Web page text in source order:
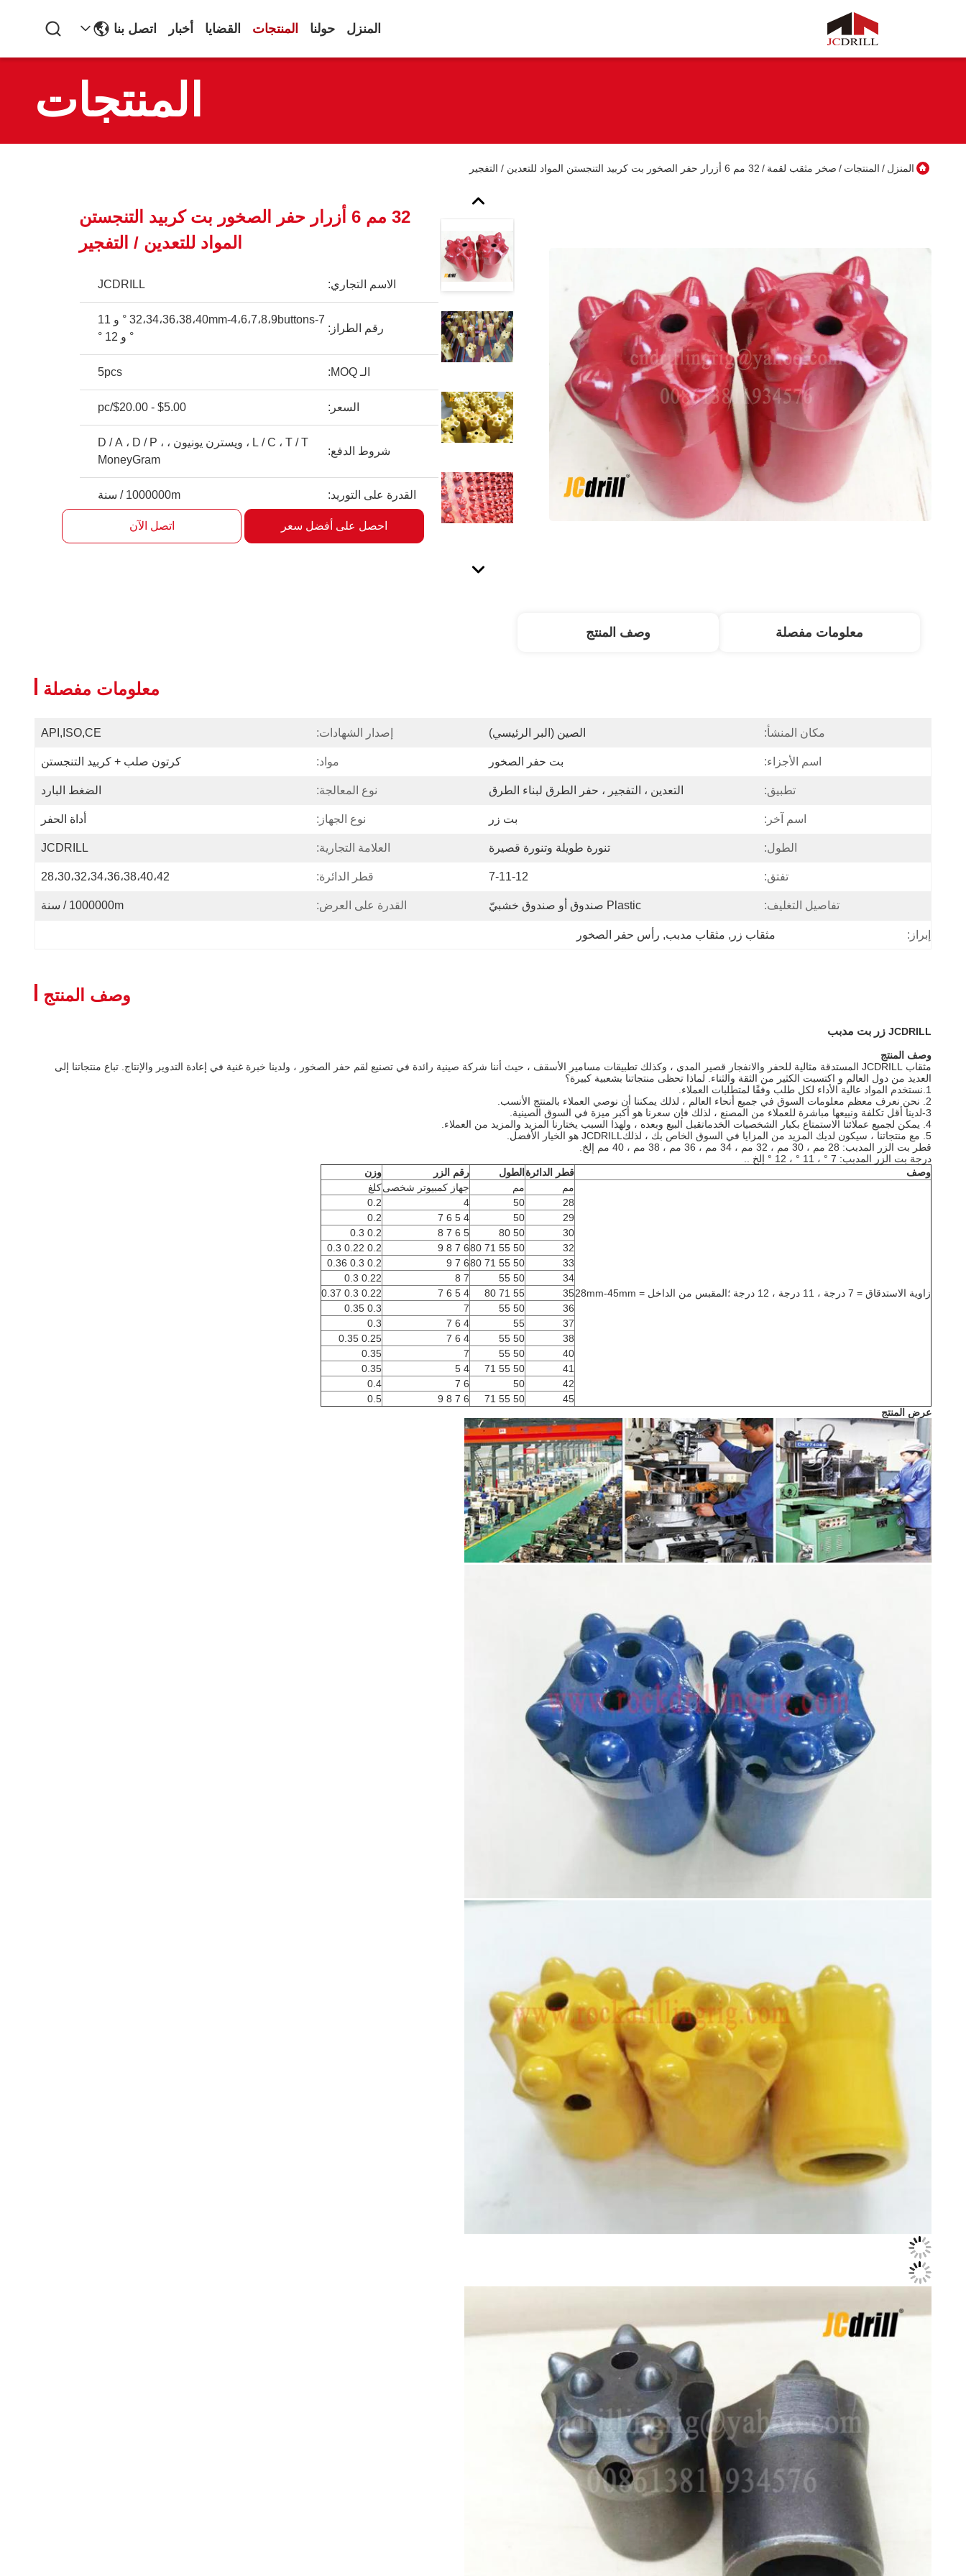
المنزل حولنا المنتجات القضايا أخبار اتصل بنا
المنتجات
المنزل / المنتجات / صخر مثقب لقمة / 32 مم 6 أزرار حفر الصخور بت كربيد التنجستن المواد للتعدين / التفجير
32 مم 6 أزرار حفر الصخور بت كربيد التنجستن
المواد للتعدين / التفجير
الاسم التجاري: JCDRILL
رقم الطراز:
32،34،36،38،40mm-4،6،7،8،9buttons-7 ° و 11
° و 12 °
الـ MOQ: 5pcs
السعر: $5.00 - $20.00/pc
شروط الدفع:
L / C ، T / T ، ويسترن يونيون ، D / A ، D / P ،
MoneyGram
القدرة على التوريد: 1000000m / سنة
احصل على أفضل سعر اتصل الآن
معلومات مفصلة وصف المنتج
معلومات مفصلة
مكان المنشأ: الصين (البر الرئيسي) إصدار الشهادات: API,ISO,CE
اسم الأجزاء: بت حفر الصخور مواد: كرتون صلب + كربيد التنجستن
تطبيق: التعدين ، التفجير ، حفر الطرق لبناء الطرق نوع المعالجة: الضغط البارد
اسم آخر: بت زر نوع الجهاز: أداة الحفر
الطول: تنورة طويلة وتنورة قصيرة العلامة التجارية: JCDRILL
تفتق: 7-11-12 قطر الدائرة: 28،30،32،34،36،38،40،42
تفاصيل التغليف: Plastic صندوق أو صندوق خشبيّ القدرة على العرض: 1000000m / سنة
إبراز: مثقاب زر , مثقاب مدبب, رأس حفر الصخور
وصف المنتج
JCDRILL زر بت مدبب
وصف المنتج
مثقاب JCDRILL المستدقة مثالية للحفر والانفجار قصير المدى ، وكذلك تطبيقات مسامير الأسقف ، حيث أننا شركة صينية رائدة في تصنيع لقم حفر الصخور ، ولدينا خبرة غنية في إعادة التدوير والإنتاج. تباع منتجاتنا إلى
العديد من دول العالم و اكتسبت الكثير من الثقة والثناء. لماذا تحظى منتجاتنا بشعبية كبيرة؟
1.نستخدم المواد عالية الأداء لكل طلب وفقًا لمتطلبات العملاء.
2. نحن نعرف معظم معلومات السوق في جميع أنحاء العالم ، لذلك يمكننا أن نوصي العملاء بالمنتج الأنسب.
3-لدينا أقل تكلفة ونبيعها مباشرة للعملاء من المصنع ، لذلك فإن سعرنا هو أكبر ميزة في السوق الصينية.
4. يمكن لجميع عملائنا الاستمتاع بكبار الشخصيات
الخدماتقبل البيع وبعده ، ولهذا السبب يختارنا المزيد والمزيد من العملاء.
5. مع منتجاتنا ، سيكون لديك المزيد من المزايا في السوق الخاص بك ، لذلك
JCDRILL هو الخيار الأفضل.
قطر بت الزر المدبب: 28 مم ، 30 مم ، 32 مم ، 34 مم ، 36 مم ، 38 مم ، 40 مم إلخ.
درجة بت الزر المدبب: 7 ° ، 11 ° ، 12 ° إلخ ..
وصف
قطر الدائرة الطول رقم الزر وزن
زاوية الاستدقاق = 7 درجة ، 11 درجة ، 12 درجة ؛المقبس من الداخل = 28mm-45mm
مم مم جهاز كمبيوتر شخصىكلغ
28
50
4
0.2
29
50
4 5 6 7
0.2
30
50 80
5 6 7 8
0.2 0.3
32
50 55 71 80
6 7 8 9
0.2 0.22 0.3
33
50 55 71 80
6 7 9
0.2 0.3 0.36
34
50 55
7 8
0.22 0.3
35
55 71 80
4 5 6 7
0.22 0.3 0.37
36
50 55
7
0.3 0.35
37
55
4 6 7
0.3
38
50 55
4 6 7
0.25 0.35
40
50 55
7
0.35
41
50 55 71
4 5
0.35
42
50
6 7
0.4
45
50 55 71
6 7 8 9
0.5
عرض المنتج